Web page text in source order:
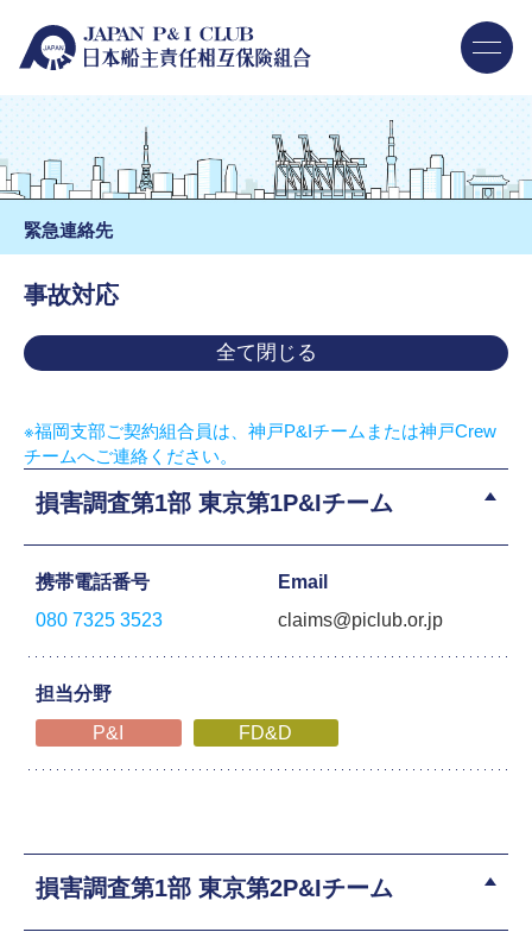
緊急連絡先
事故対応
全て閉じる
※福岡支部ご契約組合員は、神戸P&Iチームまたは神戸Crew
チームへご連絡ください。
損害調査第1部 東京第1P&Iチーム
携帯電話番号
080 7325 3523
Email
claims@piclub.or.jp
担当分野
P&I
FD&D
損害調査第1部 東京第2P&Iチーム